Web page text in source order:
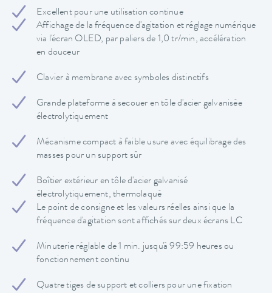
Excellent pour une utilisation continue
Affichage de la fréquence d'agitation et réglage numérique
via l'écran OLED, par paliers de 1,0 tr/min, accélération
en douceur
Clavier à membrane avec symboles distinctifs
Grande plateforme à secouer en tôle d'acier galvanisée
électrolytiquement
Mécanisme compact à faible usure avec équilibrage des
masses pour un support sûr
Boîtier extérieur en tôle d'acier galvanisé
électrolytiquement, thermolaqué
Le point de consigne et les valeurs réelles ainsi que la
fréquence d'agitation sont affichés sur deux écrans LC
Minuterie réglable de 1 min. jusqu'à 99:59 heures ou
fonctionnement continu
Quatre tiges de support et colliers pour une fixation